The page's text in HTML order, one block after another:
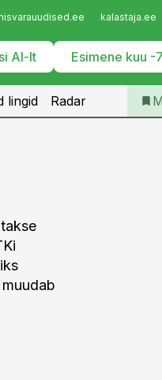
kalastaja.ee
AI-lt Esimene kuu -
Telli
lingid Radar